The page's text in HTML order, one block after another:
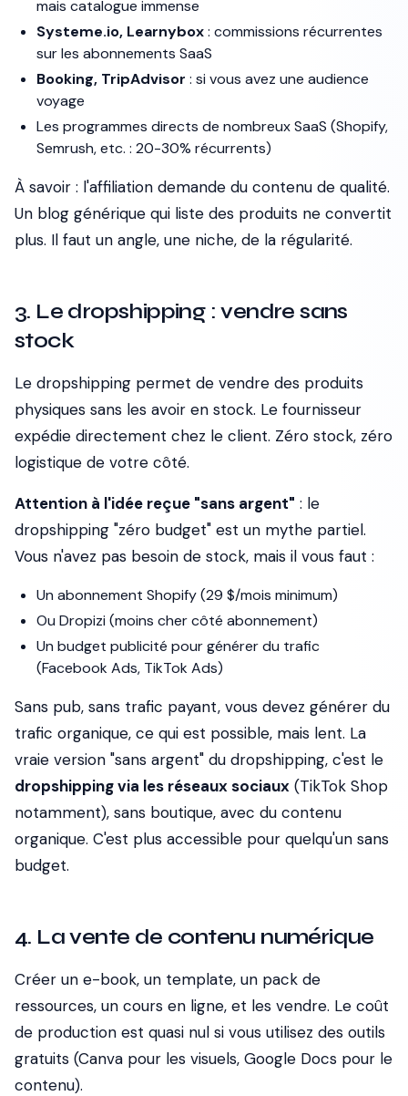
mais catalogue immense
Systeme.io, Learnybox: commissions récurrentes
sur les abonnements SaaS
Booking, TripAdvisor : si vous avez une audience
voyage
Les programmes directs de nombreux SaaS (Shopify,
Semrush, etc. : 20-30% récurrents)
À savoir : l'affiliation demande du contenu de qualité.
Un blog générique qui liste des produits ne convertit
plus. Il faut un angle, une niche, de la régularité.
3. Le dropshipping : vendre sans
stock
Le dropshipping permet de vendre des produits
physiques sans les avoir en stock. Le fournisseur
expédie directement chez le client. Zéro stock, zéro
logistique de votre côté.
Attention à l'idée reçue "sans argent" : le
dropshipping "zéro budget" est un mythe partiel.
Vous n'avez pas besoin de stock, mais il vous faut :
Un abonnement Shopify (29 $/mois minimum)
Ou Dropizi (moins cher côté abonnement)
Un budget publicité pour générer du trafic
(Facebook Ads, TikTok Ads)
Sans pub, sans trafic payant, vous devez générer du
trafic organique, ce qui est possible, mais lent. La
vraie version "sans argent" du dropshipping, c'est le
dropshipping via les réseaux sociaux (TikTok Shop
notamment), sans boutique, avec du contenu
organique. C'est plus accessible pour quelqu'un sans
budget.
4. La vente de contenu numérique
Créer un e-book, un template, un pack de
ressources, un cours en ligne, et les vendre. Le coût
de production est quasi nul si vous utilisez des outils
gratuits (Canva pour les visuels, Google Docs pour le
contenu).